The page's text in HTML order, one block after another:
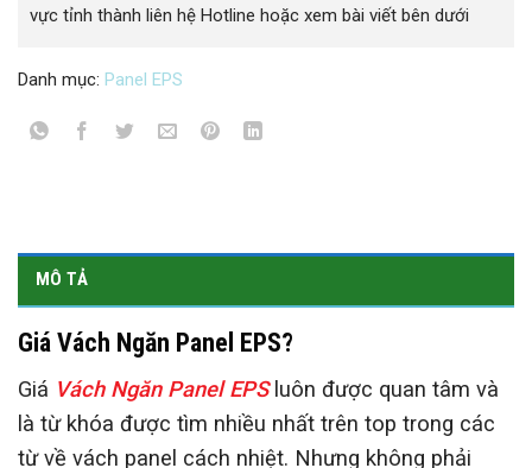
vực tỉnh thành liên hệ Hotline hoặc xem bài viết bên dưới
Danh mục: Panel EPS
MÔ TẢ
Giá Vách Ngăn Panel EPS?
Giá Vách Ngăn Panel EPSluôn được quan tâm và
là từ khóa được tìm nhiều nhất trên top trong các
từ về vách panel cách nhiệt. Nhưng không phải